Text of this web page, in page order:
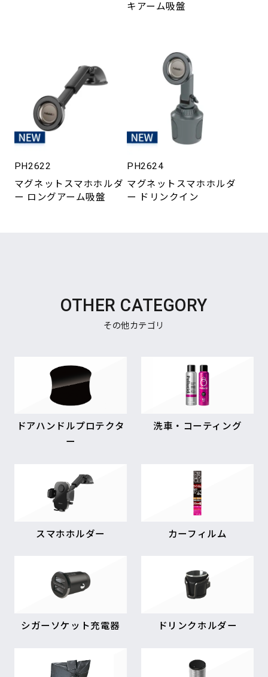
キアーム吸盤
PH2622
マグネットスマホホルダ
ー ロングアーム吸盤
PH2624
マグネットスマホホルダ
ー ドリンクイン
OTHER CATEGORY
その他カテゴリ
ドアハンドルプロテクタ
ー
洗車・コーティング
スマホホルダー カーフィルム
シガーソケット充電器 ドリンクホルダー